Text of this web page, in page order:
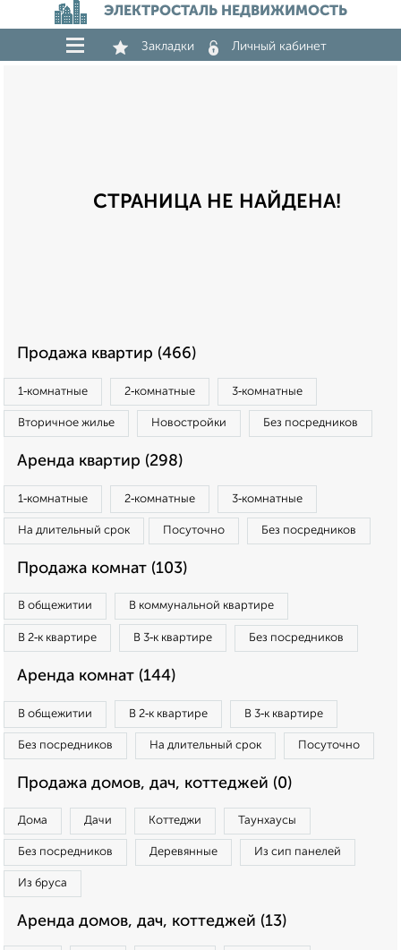
ЭЛЕКТРОСТАЛЬ НЕДВИЖИМОСТЬ
Закладки Личный кабинет
СТРАНИЦА НЕ НАЙДЕНА!
Продажа квартир (466)
1‑комнатные 2‑комнатные 3‑комнатные
Вторичное жилье Новостройки Без посредников
Аренда квартир (298)
1‑комнатные 2‑комнатные 3‑комнатные
На длительный срок Посуточно Без посредников
Продажа комнат (103)
В общежитии В коммунальной квартире
В 2‑к квартире В 3‑к квартире Без посредников
Аренда комнат (144)
В общежитии В 2‑к квартире В 3‑к квартире
Без посредников На длительный срок Посуточно
Продажа домов, дач, коттеджей (0)
Дома Дачи Коттеджи Таунхаусы
Без посредников Деревянные Из сип панелей
Из бруса
Аренда домов, дач, коттеджей (13)